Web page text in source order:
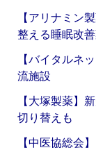
【アリナミン
整える睡眠改
【バイタルネ
流施設
【大塚製薬】
切り替えも
【中医協総会